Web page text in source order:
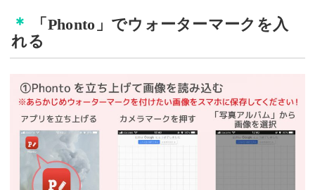
「Phonto」でウォーターマークを入
れる